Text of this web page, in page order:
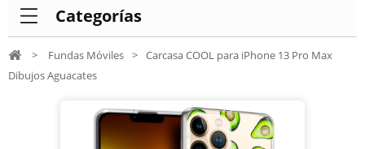
Categorías
> Fundas Móviles > Carcasa COOL para iPhone 13 Pro Max
Dibujos Aguacates